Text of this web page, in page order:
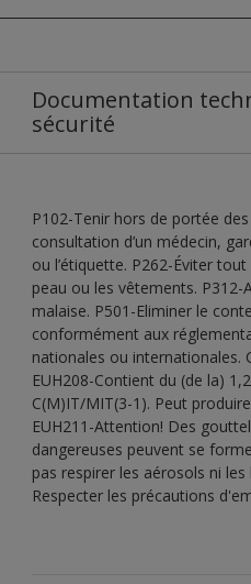
Documentation
sécurité
P102-Tenir hors de portée
consultation d’un médecin,
ou l’étiquette. P262-Éviter
peau ou les vêtements. P312-
malaise. P501-Eliminer le
conformément aux
nationales ou internationales.
EUH208-Contient du (de la)
C(M)IT/MIT(3-1). Peut
EUH211-Attention! Des
dangereuses peuvent se
pas respirer les aérosols ni
Respecter les précautions